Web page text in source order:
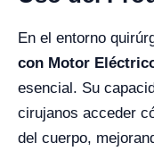
En el entorno
con Motor
esencial. Su
cirujanos acceder
del cuerpo,